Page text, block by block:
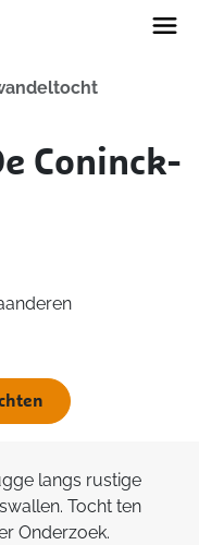
Coninck-
langs rustige
Tocht ten
Onderzoek.